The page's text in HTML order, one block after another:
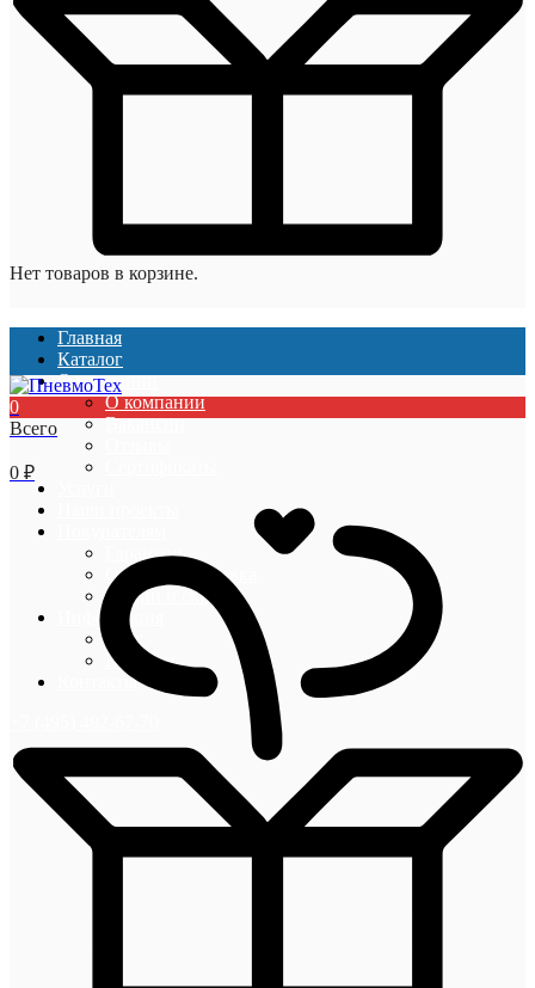
Нет товаров в корзине.
Главная
Каталог
О компании
О компании
Вакансии
Гарантии
Оплата и доставка
Акции и скидки
Информация
Блог
Новости
Контакты
0
Всего
0 ₽